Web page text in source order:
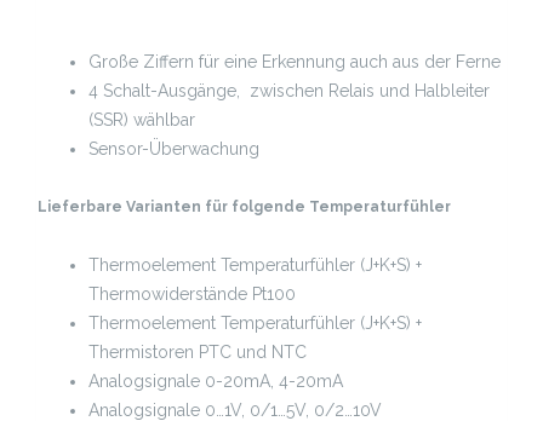
Große Ziffern für eine Erkennung auch aus der Ferne
4 Schalt-Ausgänge, zwischen Relais und Halbleiter
(SSR) wählbar
Sensor-Überwachung
Lieferbare Varianten für folgende Temperaturfühler
Thermoelement Temperaturfühler (J+K+S) +
Thermowiderstände Pt100
Thermoelement Temperaturfühler (J+K+S) +
Thermistoren PTC und NTC
Analogsignale 0-20mA, 4-20mA
Analogsignale 0…1V, 0/1…5V, 0/2…10V